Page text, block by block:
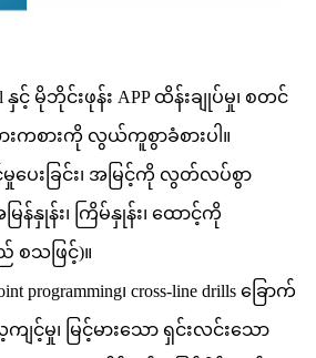
နှင့် မိုဘိုင်းဖုန်း APP ထိန်းချုပ်မှု၊ စတင်
းကစားကို လွယ်ကူစွာခံစားပါ။
င်မှုပေးခြင်း၊ အမြင့်ကို လွတ်လပ်စွာ
နှုန်း၊ ကြိမ်နှုန်း၊ ထောင့်ကို
သဖြင့်)။
programming၊ cross-line drills ခြောက်
ျင့်မှု၊ မြင့်မားသော ရှင်းလင်းသော